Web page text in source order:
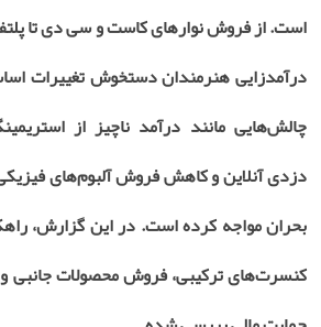
است. از فروش نوارهای کاست و سی دی تا
درآمدزایی هنرمندان دستخوش تغییرات
چالش‌هایی مانند درآمد ناچیز از
دزدی آنلاین و کاهش فروش آلبوم‌های
بحران مواجه کرده است. در این گزارش،
کنسرت‌های ترکیبی، فروش محصولات جانبی و